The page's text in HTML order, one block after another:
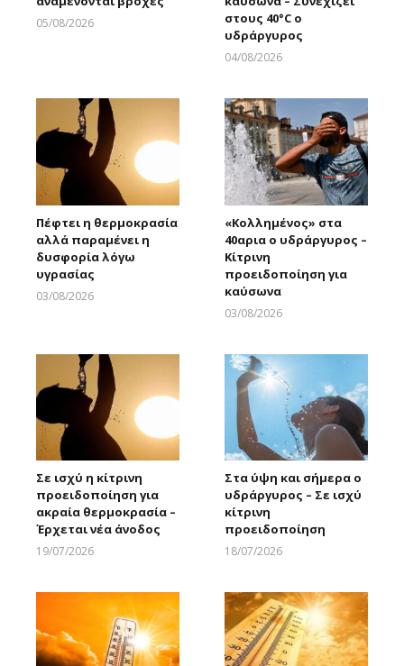
05/08/2026
στους 40°C ο
υδράργυρος
04/08/2026
Πέφτει η θερμοκρασία
αλλά παραμένει η
δυσφορία λόγω
υγρασίας
03/08/2026
«Κολλημένος» στα
40αρια ο υδράργυρος –
Κίτρινη
προειδοποίηση για
καύσωνα
03/08/2026
Σε ισχύ η κίτρινη
προειδοποίηση για
ακραία θερμοκρασία –
Έρχεται νέα άνοδος
19/07/2026
Στα ύψη και σήμερα ο
υδράργυρος – Σε ισχύ
κίτρινη
προειδοποίηση
18/07/2026